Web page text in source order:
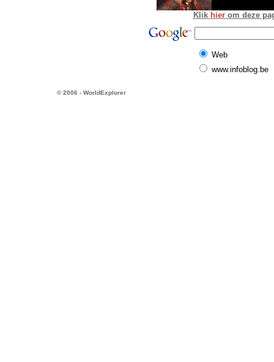
Klik hier om deze
Web
www.infoblog.be
© 2006 - WorldExplorer